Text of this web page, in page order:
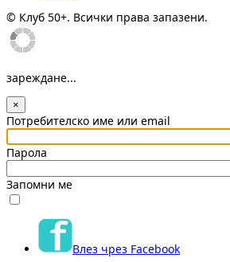
© Клуб 50+. Всички права запазени.
зареждане...
×
Потребителско име или email
Парола
Запомни ме
Влез чрез Facebook